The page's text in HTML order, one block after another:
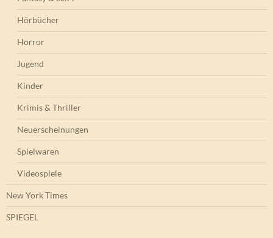
Hörbücher
Horror
Jugend
Kinder
Krimis & Thriller
Neuerscheinungen
Spielwaren
Videospiele
New York Times
SPIEGEL